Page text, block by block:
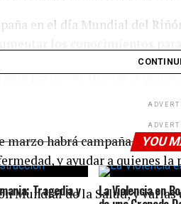
en el día Mundial del
porque el 10% de la
marzo habrá campaña de
y ayudar a quienes la
Mundial de la Salud, y
YOU
Tragedia y La Violencia en